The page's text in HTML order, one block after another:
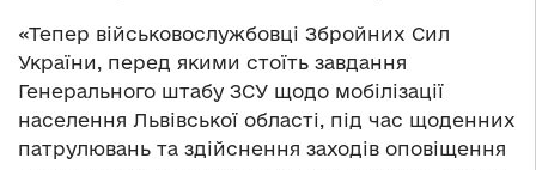
«Тепер військовослужбовці Збройних Сил
України, перед якими стоїть завдання
Генерального штабу ЗСУ щодо мобілізації
населення Львівської області, під час щоденних
патрулювань та здійснення заходів оповіщення